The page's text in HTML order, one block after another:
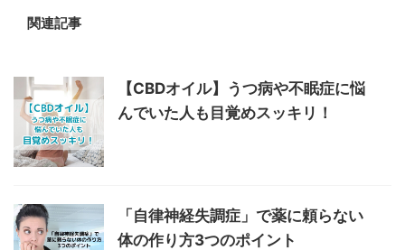
関連記事
【CBDオイル】うつ病や不眠症に悩
んでいた人も目覚めスッキリ！
「自律神経失調症」で薬に頼らない
体の作り方3つのポイント